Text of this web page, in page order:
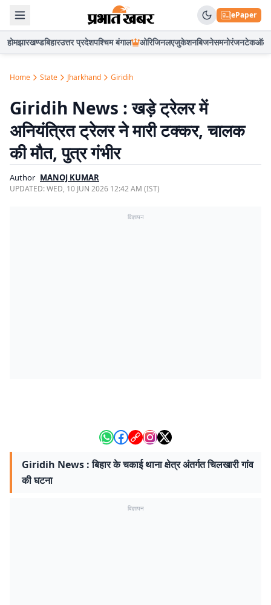
ePaper
होमझारखण्डबिहारउत्तर प्रदेशपश्चिम बंगाल ओरिजिनलएजुकेशनबिजनेसमनोरंजनटेकऑटो
Home State Jharkhand Giridih
Giridih News : खड़े ट्रेलर में
अनियंत्रित ट्रेलर ने मारी टक्कर, चालक
की मौत, पुत्र गंभीर
Author MANOJ KUMAR
UPDATED:WED, 10 JUN 2026 12:42 AM (IST)
विज्ञापन
Giridih News : बिहार के चकाई थाना क्षेत्र अंतर्गत चिलखारी गांव
की घटना
विज्ञापन